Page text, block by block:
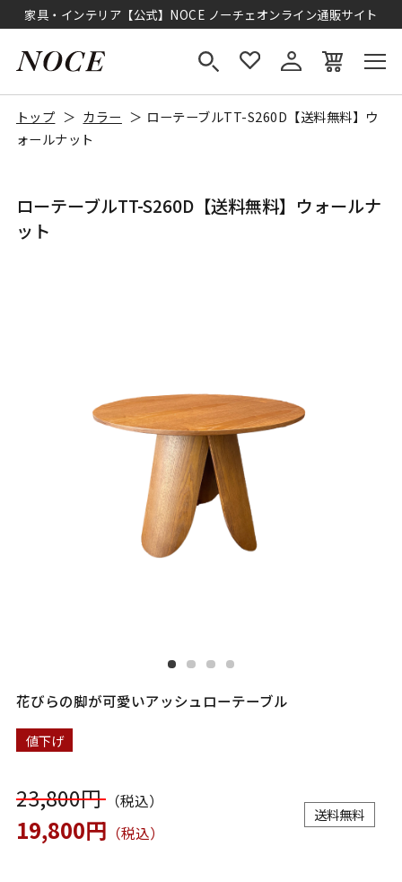
家具・インテリア【公式】NOCE ノーチェオンライン通販サイト
トップ カラー
ローテーブルTT-S260D【送料無料】ウ
ォールナット
ローテーブルTT-S260D【送料無料】ウォールナ
ット
花びらの脚が可愛いアッシュローテーブル
値下げ
23,800円（税込）
19,800円 （税込）
送料無料